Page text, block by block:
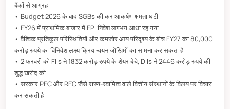
बैंकों से आग्रह
• Budget 2026 के बाद SGBs की कर आकर्षण क्षमता घटी
• FY26 में प्राथमिक बाजार में FPI निवेश लगभग आधा रह गया
• वैश्विक प्रतिकूल परिस्थितियों और कमजोर आय परिदृश्य के बीच FY27 का 80,000
करोड़ रुपये का विनिवेश लक्ष्य क्रियान्वयन जोखिमों का सामना कर सकता है
• 2 फरवरी को FIIs ने 1832 करोड़ रुपये के शेयर बेचे, DIIs ने 2446 करोड़ रुपये की
शुद्ध खरीद की
• सरकार PFC और REC जैसे राज्य-स्वामित्व वाले वित्तीय संस्थानों के विलय पर विचार
कर सकती है